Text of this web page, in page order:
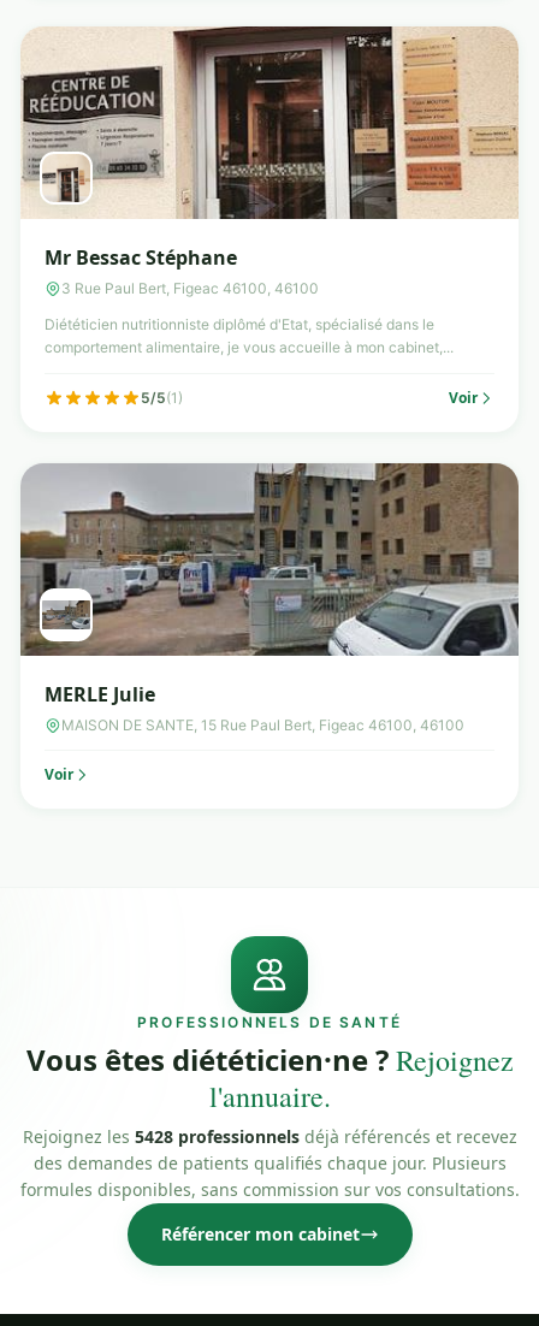
Mr Bessac Stéphane
3 Rue Paul Bert, Figeac 46100, 46100
Diététicien nutritionniste diplômé d'Etat, spécialisé dans le
comportement alimentaire, je vous accueille à mon cabinet,...
5/5(1) Voir
MERLE Julie
MAISON DE SANTE, 15 Rue Paul Bert, Figeac 46100, 46100
Voir
PROFESSIONNELS DE SANTÉ
Vous êtes diététicien·ne ?Rejoignez
l'annuaire.
Rejoignez les 5428 professionnelsdéjà référencés et recevez
des demandes de patients qualifiés chaque jour. Plusieurs
formules disponibles, sans commission sur vos consultations.
Référencer mon cabinet